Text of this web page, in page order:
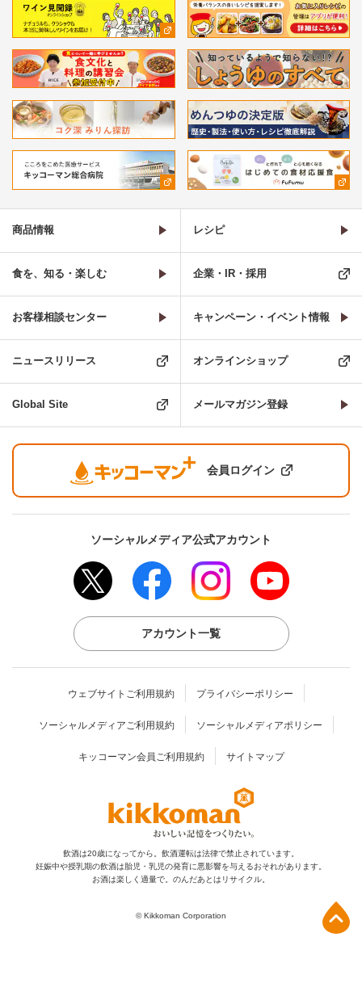
商品情報 レシピ
食を、知る・楽しむ 企業・IR・採用
お客様相談センター キャンペーン・イベント情報
ニュースリリース オンラインショップ
Global Site メールマガジン登録
会員ログイン
ソーシャルメディア公式アカウント
アカウント一覧
ウェブサイトご利用規約 プライバシーポリシー
ソーシャルメディアご利用規約 ソーシャルメディアポリシー
キッコーマン会員ご利用規約 サイトマップ
飲酒は20歳になってから。飲酒運転は法律で禁止されています。
妊娠中や授乳期の飲酒は胎児・乳児の発育に悪影響を与えるおそれがあります。
お酒は楽しく適量で。のんだあとはリサイクル。
© Kikkoman Corporation